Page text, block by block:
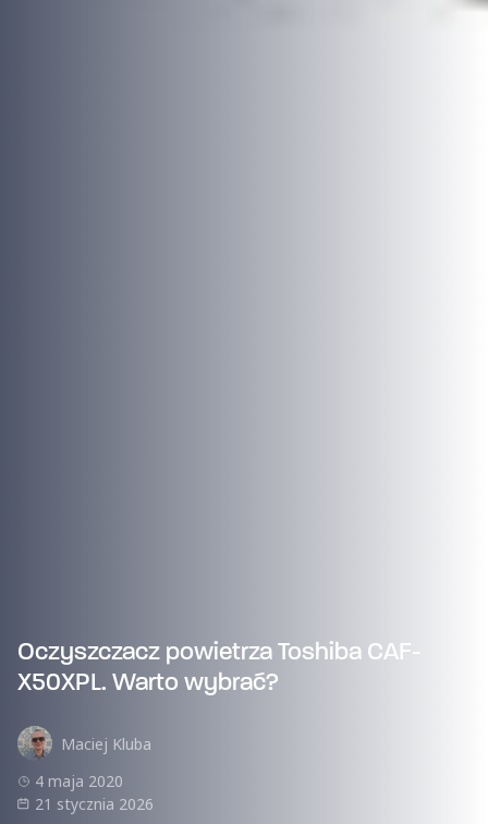
Oczyszczacz powietrza Toshiba CAF-
X50XPL. Warto wybrać?
Maciej Kluba
4 maja 2020
21 stycznia 2026